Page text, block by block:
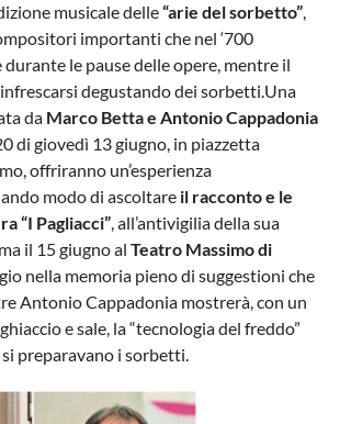
musicale delle“arie del sorbetto”,
importanti che nel ‘700
le pause delle opere, mentre il
degustando dei sorbetti.Una
daMarco Betta e Antonio Cappadonia
di giovedì 13 giugno, in piazzetta
offriranno un’esperienza
modo di ascoltareil racconto e le
“I Pagliacci”, all’antivigilia della sua
il 15 giugno al Teatro Massimo di
nella memoria pieno di suggestioni che
Antonio Cappadonia mostrerà, con un
e sale, la “tecnologia del freddo”
si preparavano i sorbetti.